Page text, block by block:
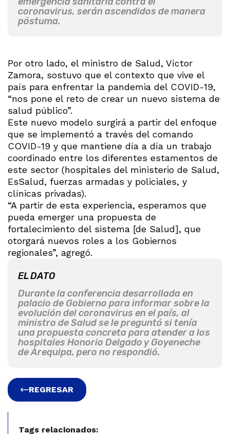
coronavirus, serán ascendidos de manera
póstuma.
Por otro lado, el ministro de Salud, Víctor
Zamora, sostuvo que el contexto que vive el
país para enfrentar la pandemia del COVID-19,
“nos pone el reto de crear un nuevo sistema de
salud público”.
Este nuevo modelo surgirá a partir del enfoque
que se implementó a través del comando
COVID-19 y que mantiene día a día un trabajo
coordinado entre los diferentes estamentos de
este sector (hospitales del ministerio de Salud,
EsSalud, fuerzas armadas y policiales, y
clínicas privadas).
“A partir de esta experiencia, esperamos que
pueda emerger una propuesta de
fortalecimiento del sistema [de Salud], que
otorgará nuevos roles a los Gobiernos
regionales”, agregó.
EL DATO
Durante la conferencia desarrollada en
palacio de Gobierno para informar sobre la
evolución del coronavirus en el país, al
ministro de Salud se le preguntó si tenía
una propuesta concreta para atender a los
hospitales Honorio Delgado y Goyeneche
de Arequipa, pero no respondió.
REGRESAR
Tags relacionados: